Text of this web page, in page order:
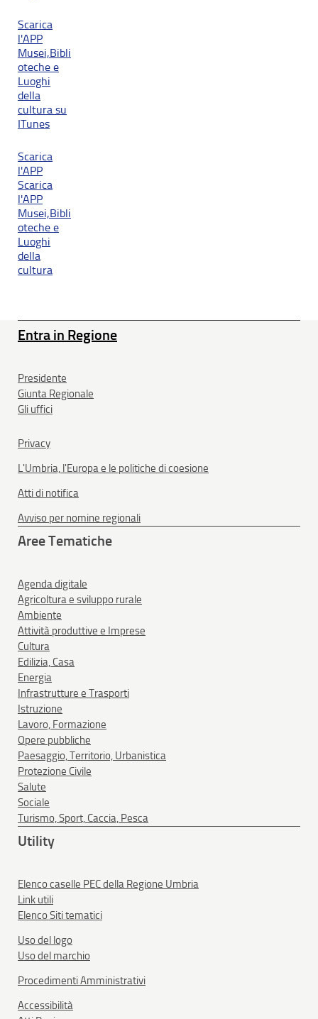
Scarica
l'APP
Musei,Bibli
oteche e
Luoghi
della
cultura su
ITunes
Scarica
l'APP
Scarica
l'APP
Musei,Bibli
oteche e
Luoghi
della
cultura
Entra in Regione
Presidente
Giunta Regionale
Gli uffici
Privacy
L'Umbria, l'Europa e le politiche di coesione
Atti di notifica
Avviso per nomine regionali
Aree Tematiche
Agenda digitale
Agricoltura e sviluppo rurale
Ambiente
Attività produttive e Imprese
Cultura
Edilizia, Casa
Energia
Infrastrutture e Trasporti
Istruzione
Lavoro, Formazione
Opere pubbliche
Paesaggio, Territorio, Urbanistica
Protezione Civile
Salute
Sociale
Turismo, Sport, Caccia, Pesca
Utility
Elenco caselle PEC della Regione Umbria
Link utili
Elenco Siti tematici
Uso del logo
Uso del marchio
Procedimenti Amministrativi
Accessibilità